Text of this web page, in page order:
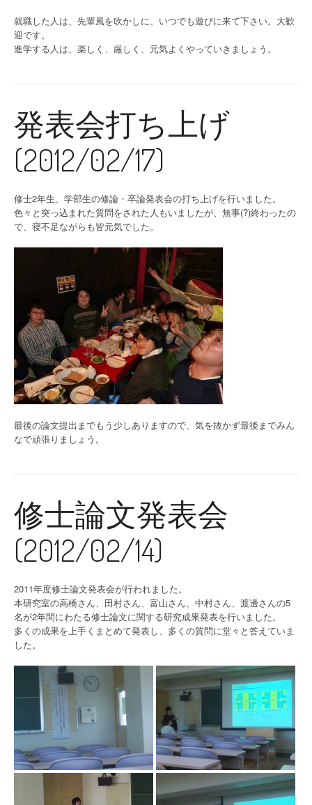
就職した人は、先輩風を吹かしに、いつでも遊びに来て下さい。大歓
迎です。
進学する人は、楽しく、厳しく、元気よくやっていきましょう。
発表会打ち上げ
(2012/02/17)
修士2年生、学部生の修論・卒論発表会の打ち上げを行いました。
色々と突っ込まれた質問をされた人もいましたが、無事(?)終わったの
で、寝不足ながらも皆元気でした。
最後の論文提出までもう少しありますので、気を抜かず最後までみん
なで頑張りましょう。
修士論文発表会
(2012/02/14)
2011年度修士論文発表会が行われました。
本研究室の高橋さん、田村さん、富山さん、中村さん、渡邊さんの5
名が2年間にわたる修士論文に関する研究成果発表を行いました。
多くの成果を上手くまとめて発表し、多くの質問に堂々と答えていま
した。